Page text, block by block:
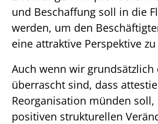
und Beschaffung soll in die
werden, um den
eine attraktive Perspektive
Auch wenn wir grundsätzlich
überrascht sind, dass
Reorganisation münden
positiven strukturellen